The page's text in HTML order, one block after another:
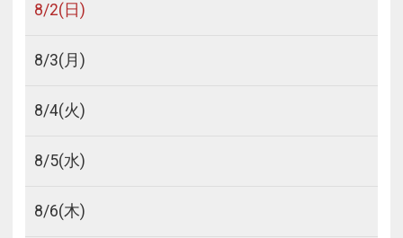
8/2(日)
8/3(月)
8/4(火)
8/5(水)
8/6(木)